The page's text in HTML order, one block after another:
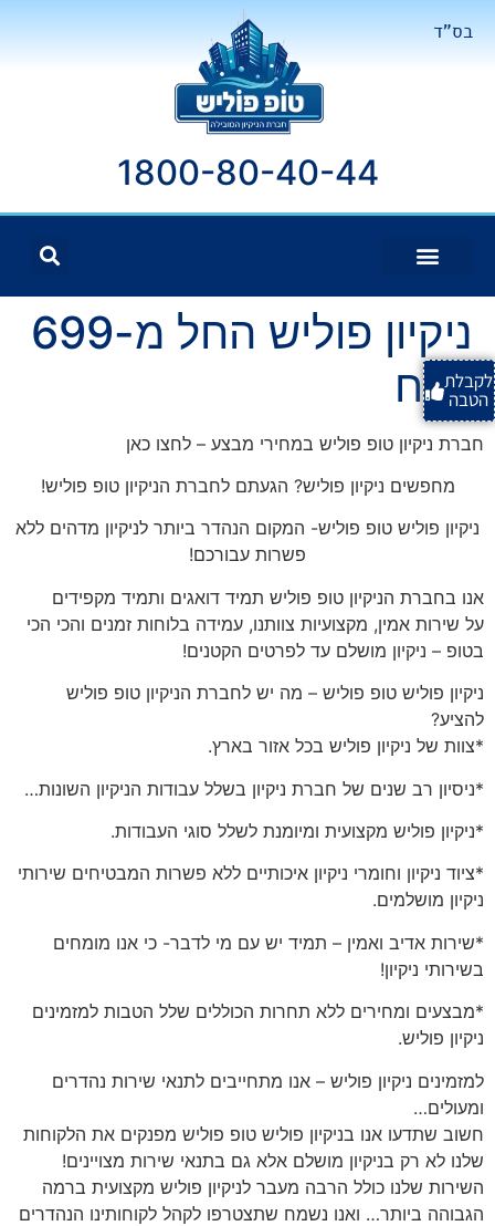
בס"ד
1800-80-40-44
לקבלת
הטבה
ניקיון פוליש החל מ-699
ש"ח
חברת ניקיון טופ פוליש במחירי מבצע – לחצו כאן
מחפשים ניקיון פוליש? הגעתם לחברת הניקיון טופ פוליש!
ניקיון פוליש טופ פוליש- המקום הנהדר ביותר לניקיון מדהים ללא
פשרות עבורכם!
אנו בחברת הניקיון טופ פוליש תמיד דואגים ותמיד מקפידים
על שירות אמין, מקצועיות צוותנו, עמידה בלוחות זמנים והכי הכי
בטופ – ניקיון מושלם עד לפרטים הקטנים!
ניקיון פוליש טופ פוליש – מה יש לחברת הניקיון טופ פוליש
להציע?
*צוות של ניקיון פוליש בכל אזור בארץ.
*ניסיון רב שנים של חברת ניקיון בשלל עבודות הניקיון השונות…
*ניקיון פוליש מקצועית ומיומנת לשלל סוגי העבודות.
*ציוד ניקיון וחומרי ניקיון איכותיים ללא פשרות המבטיחים שירותי
ניקיון מושלמים.
*שירות אדיב ואמין – תמיד יש עם מי לדבר- כי אנו מומחים
בשירותי ניקיון!
*מבצעים ומחירים ללא תחרות הכוללים שלל הטבות למזמינים
ניקיון פוליש.
למזמינים ניקיון פוליש – אנו מתחייבים לתנאי שירות נהדרים
ומעולים…
חשוב שתדעו אנו בניקיון פוליש טופ פוליש מפנקים את הלקוחות
שלנו לא רק בניקיון מושלם אלא גם בתנאי שירות מצויינים!
השירות שלנו כולל הרבה מעבר לניקיון פוליש מקצועית ברמה
הגבוהה ביותר… ואנו נשמח שתצטרפו לקהל לקוחותינו הנהדרים